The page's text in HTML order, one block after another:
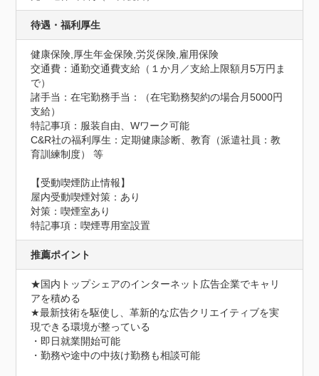
待遇・福利厚生
健康保険,厚生年金保険,労災保険,雇用保険
交通費：通勤交通費支給（１か月／支給上限額月5万円ま
で）
諸手当：在宅勤務手当：（在宅勤務契約の場合月5000円
支給）
特記事項：服装自由、Wワーク可能
C&R社の福利厚生：定期健康診断、教育（派遣社員：教
育訓練制度） 等
【受動喫煙防止情報】
屋内受動喫煙対策：あり
対策：喫煙室あり
特記事項：喫煙専用室設置
推薦ポイント
★国内トップシェアのインターネット広告企業でキャリ
アを積める
★最新技術を駆使し、革新的な広告クリエイティブを実
現できる環境が整っている
・即日就業開始可能
・勤務や途中の中抜け勤務も相談可能